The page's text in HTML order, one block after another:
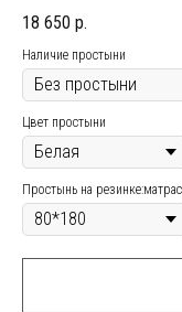
18 650 р.
Наличие простыни
Цвет простыни
Простынь на резинке:матрас